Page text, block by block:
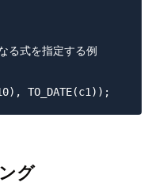
る式を指定する例
グ